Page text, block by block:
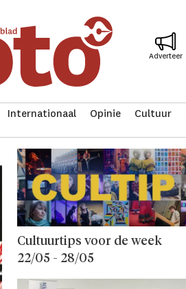
Adverteer
Internationaal Opinie Cultuur
Cultuurtips voor de week
22/05 - 28/05